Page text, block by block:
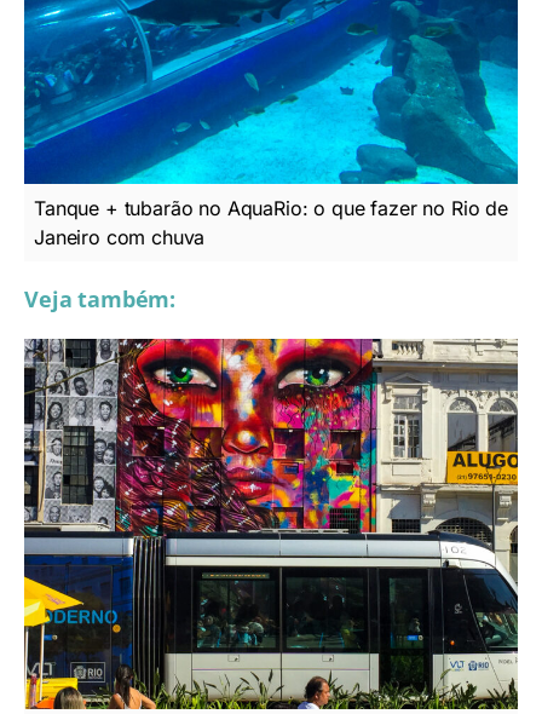
Tanque + tubarão no AquaRio: o que fazer no Rio de
Janeiro com chuva
Veja também: